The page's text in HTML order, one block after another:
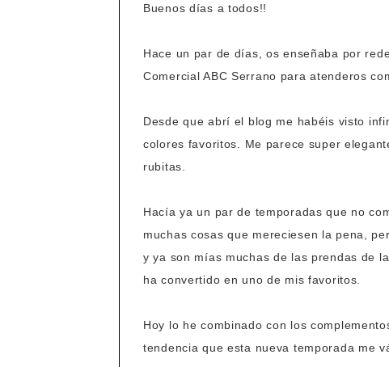
Buenos días a todos!!
Hace un par de días, os enseñaba por
Comercial ABC Serrano para atenderos
Desde que abrí el blog me habéis visto
colores favoritos. Me parece super
rubitas.
Hacía ya un par de temporadas que no
muchas cosas que mereciesen la pena,
y ya son mías muchas de las prendas de
ha convertido en uno de mis favoritos.
Hoy lo he combinado con los
tendencia que esta nueva temporada me